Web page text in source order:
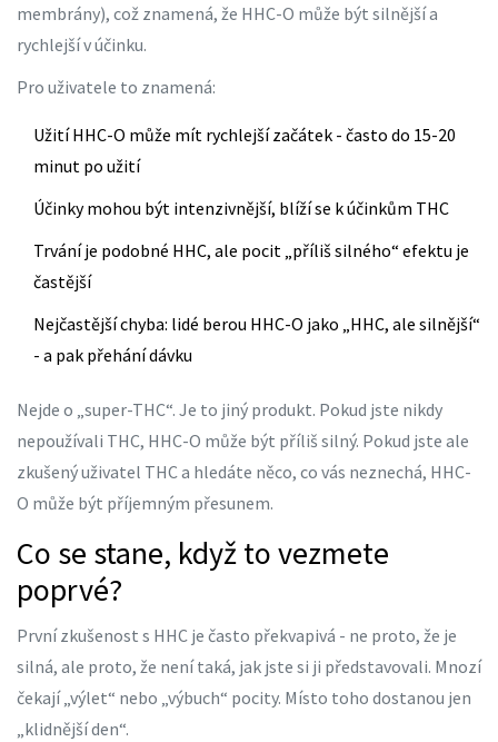
membrány), což znamená, že HHC-O může být silnější a
rychlejší v účinku.
Pro uživatele to znamená:
Užití HHC-O může mít rychlejší začátek - často do 15-20
minut po užití
Účinky mohou být intenzivnější, blíží se k účinkům THC
Trvání je podobné HHC, ale pocit „příliš silného“ efektu je
častější
Nejčastější chyba: lidé berou HHC-O jako „HHC, ale silnější“
- a pak přehání dávku
Nejde o „super-THC“. Je to jiný produkt. Pokud jste nikdy
nepoužívali THC, HHC-O může být příliš silný. Pokud jste ale
zkušený uživatel THC a hledáte něco, co vás neznechá, HHC-
O může být příjemným přesunem.
Co se stane, když to vezmete
poprvé?
První zkušenost s HHC je často překvapivá - ne proto, že je
silná, ale proto, že není taká, jak jste si ji představovali. Mnozí
čekají „výlet“ nebo „výbuch“ pocity. Místo toho dostanou jen
„klidnější den“.